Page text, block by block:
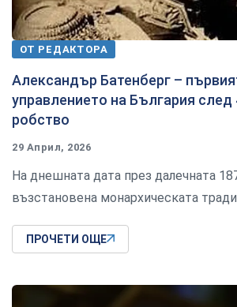
ОТ РЕДАКТОРА
Александър Батенберг –
управлението на България след
робство
29 Април, 2026
На днешната дата през далечната
възстановена монархическата
ПРОЧЕТИ ОЩЕ